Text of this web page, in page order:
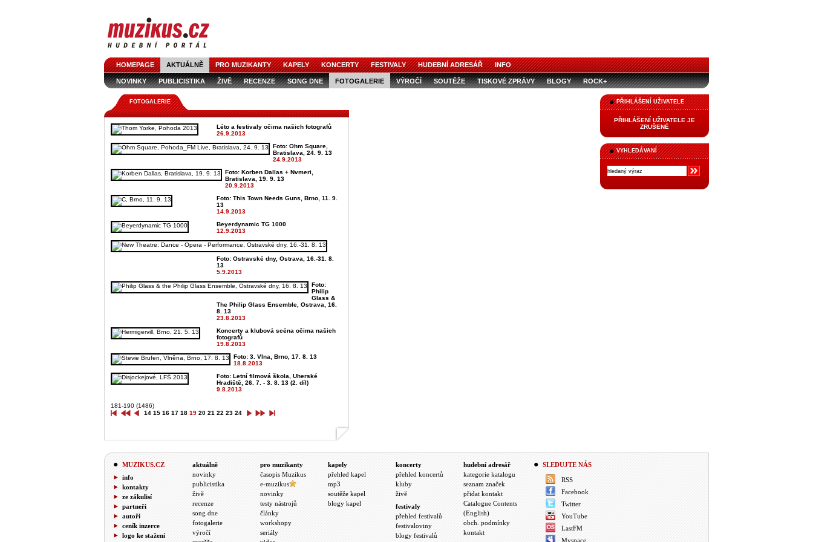
HOMEPAGE AKTUÁLNĚ PRO MUZIKANTY KAPELY KONCERTY FESTIVALY HUDEBNÍ ADRESÁŘ INFO
NOVINKY PUBLICISTIKA ŽIVĚ RECENZE SONG DNE FOTOGALERIE VÝROČÍ SOUTĚŽE TISKOVÉ ZPRÁVY BLOGY ROCK+
PŘIHLÁŠENÍ UŽIVATELE
PŘIHLÁŠENÍ UŽIVATELE JE
ZRUŠENÉ
VYHLEDÁVANÍ
FOTOGALERIE
Léto a festivaly očima našich fotografů
26.9.2013
Foto: Ohm Square,
Bratislava, 24. 9. 13
24.9.2013
Foto: Korben Dallas + Nvmeri,
Bratislava, 19. 9. 13
20.9.2013
Foto: This Town Needs Guns, Brno, 11. 9.
13
14.9.2013
Beyerdynamic TG 1000
12.9.2013
Foto: Ostravské dny, Ostrava, 16.-31. 8.
13
5.9.2013
Foto:
Philip
Glass &
The Philip Glass Ensemble, Ostrava, 16.
8. 13
23.8.2013
Koncerty a klubová scéna očima našich
fotografů
19.8.2013
Foto: 3. Vlna, Brno, 17. 8. 13
18.8.2013
Foto: Letní filmová škola, Uherské
Hradiště, 26. 7. - 3. 8. 13 (2. díl)
9.8.2013
181-190 (1486)
14 15 16 17 18 19 20 21 22 23 24
MUZIKUS.CZ
info
kontakty
ze zákulisí
partneři
autoři
ceník inzerce
logo ke stažení
aktuálně
novinky
publicistika
živě
recenze
song dne
fotogalerie
výročí
pro muzikanty
časopis Muzikus
e-muzikus
novinky
testy nástrojů
články
workshopy
seriály
kapely
přehled kapel
mp3
soutěže kapel
blogy kapel
koncerty
přehled koncertů
kluby
živě
festivaly
přehled festivalů
festivaloviny
blogy festivalů
hudební adresář
kategorie katalogu
seznam značek
přidat kontakt
Catalogue Contents
(English)
obch. podmínky
kontakt
SLEDUJTE NÁS
RSS
Facebook
Twitter
YouTube
LastFM
Myspace